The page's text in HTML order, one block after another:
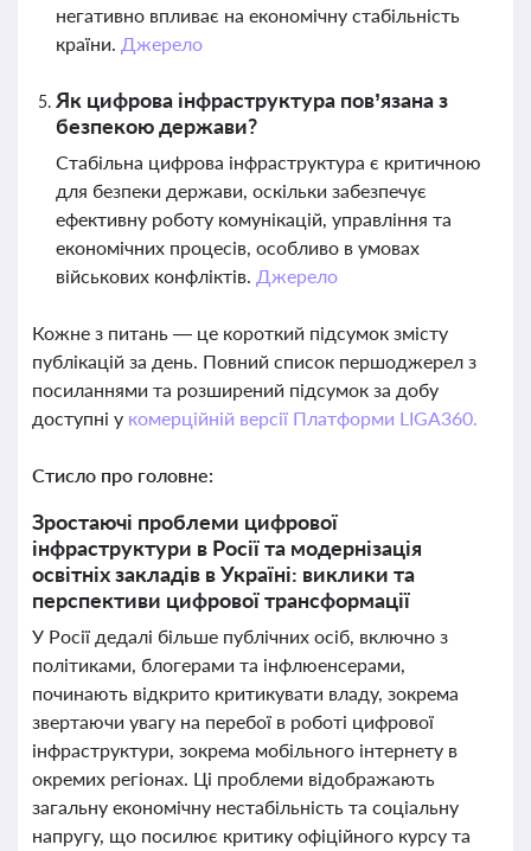
негативно впливає на економічну стабільність
країни. Джерело
Як цифрова інфраструктура пов’язана з
безпекою держави?
Стабільна цифрова інфраструктура є критичною
для безпеки держави, оскільки забезпечує
ефективну роботу комунікацій, управління та
економічних процесів, особливо в умовах
військових конфліктів. Джерело
Кожне з питань — це короткий підсумок змісту
публікацій за день. Повний список першоджерел з
посиланнями та розширений підсумок за добу
доступні у комерційній версії Платформи LIGA360.
Стисло про головне:
Зростаючі проблеми цифрової
інфраструктури в Росії та модернізація
освітніх закладів в Україні: виклики та
перспективи цифрової трансформації
У Росії дедалі більше публічних осіб, включно з
політиками, блогерами та інфлюенсерами,
починають відкрито критикувати владу, зокрема
звертаючи увагу на перебої в роботі цифрової
інфраструктури, зокрема мобільного інтернету в
окремих регіонах. Ці проблеми відображають
загальну економічну нестабільність та соціальну
напругу, що посилює критику офіційного курсу та